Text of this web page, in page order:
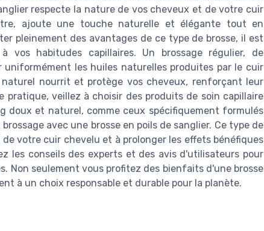
respecte la nature de vos cheveux et de votre cuir
ajoute une touche naturelle et élégante tout en
pleinement des avantages de ce type de brosse, il est
vos habitudes capillaires. Un brossage régulier, de
les huiles naturelles produites par le cuir
nourrit et protège vos cheveux, renforçant leur
veillez à choisir des produits de soin capillaire
doux et naturel, comme ceux spécifiquement formulés
avec une brosse en poils de sanglier. Ce type de
votre cuir chevelu et à prolonger les effets bénéfiques
les conseils des experts et des avis d'utilisateurs pour
Non seulement vous profitez des bienfaits d'une brosse
à un choix responsable et durable pour la planète.